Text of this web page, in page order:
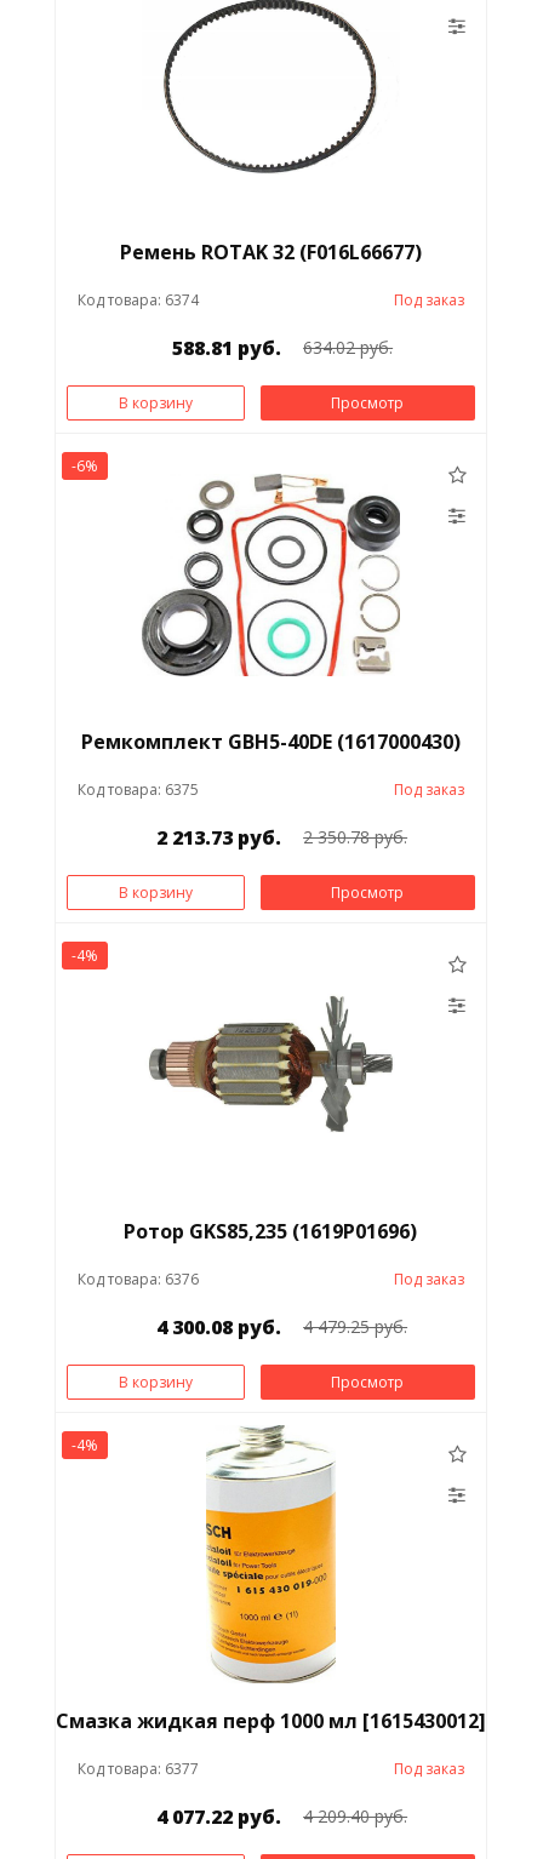
Ремень ROTAK 32 (F016L66677)
Код товара: 6374 Под заказ
588.81 руб. 634.02 руб.
В корзину Просмотр
-6%
Ремкомплект GBH5-40DE (1617000430)
Код товара: 6375 Под заказ
2 213.73 руб. 2 350.78 руб.
В корзину Просмотр
-4%
Ротор GKS85,235 (1619P01696)
Код товара: 6376 Под заказ
4 300.08 руб. 4 479.25 руб.
В корзину Просмотр
-4%
Смазка жидкая перф 1000 мл [1615430012]
Код товара: 6377 Под заказ
4 077.22 руб. 4 209.40 руб.